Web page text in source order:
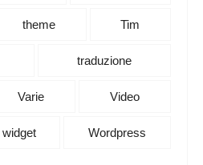
theme Tim
traduzione
Varie Video
widget Wordpress